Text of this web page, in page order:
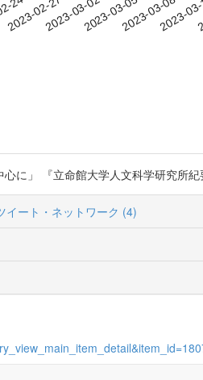
24
2023-02-272023-03-022023-03-052023-03-08
2023-
に」 『立命館大学人文科学研究所
イート・ネットワーク (4)